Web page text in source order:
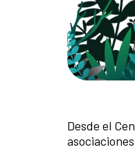
Desde el